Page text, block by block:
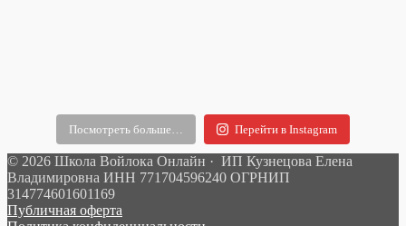
Посмотреть больше… Перейти в Instagram
© 2026 Школа Войлока Онлайн · ИП Кузнецова Елена
Владимировна ИНН 771704596240 ОГРНИП
314774601601169
Публичная оферта